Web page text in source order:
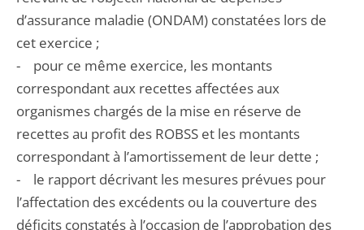
d’assurance maladie (ONDAM) constatées lors de
cet exercice ;
- pour ce même exercice, les montants
correspondant aux recettes affectées aux
organismes chargés de la mise en réserve de
recettes au profit des ROBSS et les montants
correspondant à l’amortissement de leur dette ;
- le rapport décrivant les mesures prévues pour
l’affectation des excédents ou la couverture des
déficits constatés à l’occasion de l’approbation des